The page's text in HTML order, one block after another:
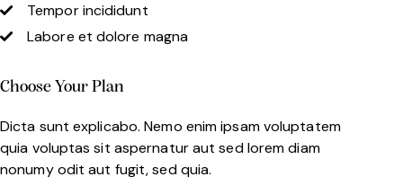
Tempor incididunt
Labore et dolore magna
Choose Your Plan
Dicta sunt explicabo. Nemo enim ipsam voluptatem
quia voluptas sit aspernatur aut sed lorem diam
nonumy odit aut fugit, sed quia.